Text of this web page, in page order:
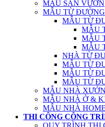
MẪU SÂN VƯỜN
MẪU TỪ
MẪU TỪ
MẪU
MẪU
MẪU
NHÀ TỪ
MẪU TỪ
MẪU TỪ
MẪU TỪ
MẪU NHÀ
MẪU NHÀ Ở &
MẪU NHÀ
THI CÔNG CÔNG
QUY TRÌNH THI